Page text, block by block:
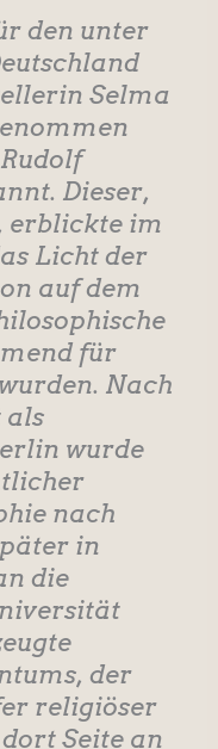
den unter
Selma
Dieser,
erblickte im
Licht der
auf dem
für
Nach
wurde
nach
in
die
der
religiöser
Seite an